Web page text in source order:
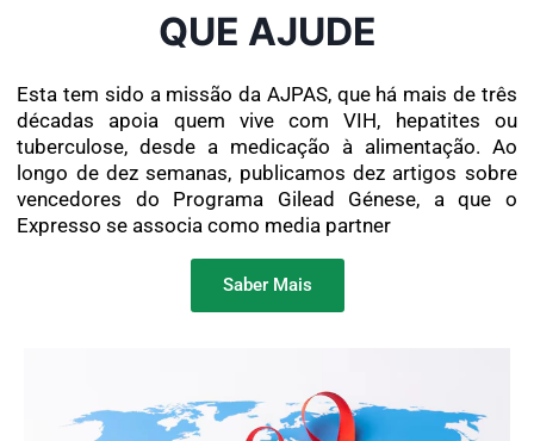
QUE AJUDE
Esta tem sido a missão da AJPAS, que há mais de três
décadas apoia quem vive com VIH, hepatites ou
tuberculose, desde a medicação à alimentação. Ao
longo de dez semanas, publicamos dez artigos sobre
vencedores do Programa Gilead Génese, a que o
Expresso se associa como media partner
Saber Mais